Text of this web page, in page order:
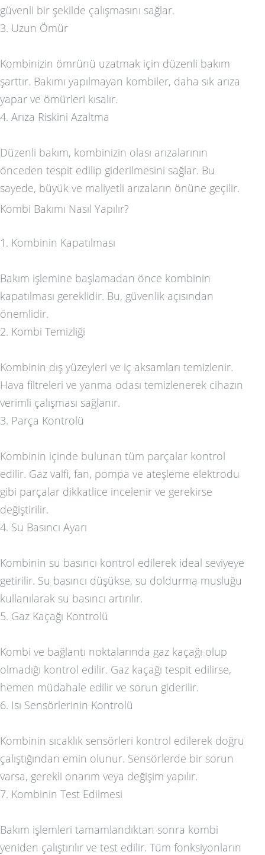
güvenli bir şekilde çalışmasını sağlar.
3. Uzun Ömür
Kombinizin ömrünü uzatmak için düzenli bakım
şarttır. Bakımı yapılmayan kombiler, daha sık arıza
yapar ve ömürleri kısalır.
4. Arıza Riskini Azaltma
Düzenli bakım, kombinizin olası arızalarının
önceden tespit edilip giderilmesini sağlar. Bu
sayede, büyük ve maliyetli arızaların önüne geçilir.
Kombi Bakımı Nasıl Yapılır?
1. Kombinin Kapatılması
Bakım işlemine başlamadan önce kombinin
kapatılması gereklidir. Bu, güvenlik açısından
önemlidir.
2. Kombi Temizliği
Kombinin dış yüzeyleri ve iç aksamları temizlenir.
Hava filtreleri ve yanma odası temizlenerek cihazın
verimli çalışması sağlanır.
3. Parça Kontrolü
Kombinin içinde bulunan tüm parçalar kontrol
edilir. Gaz valfi, fan, pompa ve ateşleme elektrodu
gibi parçalar dikkatlice incelenir ve gerekirse
değiştirilir.
4. Su Basıncı Ayarı
Kombinin su basıncı kontrol edilerek ideal seviyeye
getirilir. Su basıncı düşükse, su doldurma musluğu
kullanılarak su basıncı artırılır.
5. Gaz Kaçağı Kontrolü
Kombi ve bağlantı noktalarında gaz kaçağı olup
olmadığı kontrol edilir. Gaz kaçağı tespit edilirse,
hemen müdahale edilir ve sorun giderilir.
6. Isı Sensörlerinin Kontrolü
Kombinin sıcaklık sensörleri kontrol edilerek doğru
çalıştığından emin olunur. Sensörlerde bir sorun
varsa, gerekli onarım veya değişim yapılır.
7. Kombinin Test Edilmesi
Bakım işlemleri tamamlandıktan sonra kombi
yeniden çalıştırılır ve test edilir. Tüm fonksiyonların